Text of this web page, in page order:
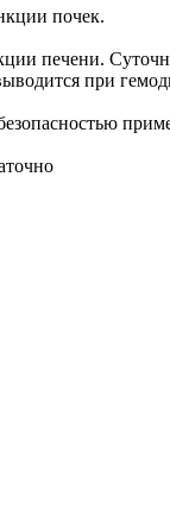
почек.
печени.
при